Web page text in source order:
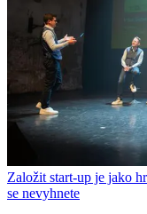
Založit start-up je jako
se nevyhnete